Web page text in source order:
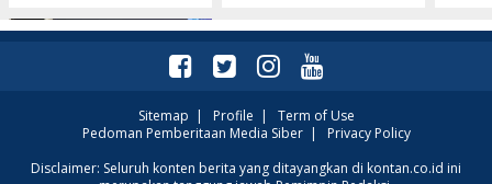
UEFA Terapkan Dua
Sitemap | Profile | Term of Use
Pedoman Pemberitaan Media Siber| Privacy Policy
Disclaimer: Seluruh konten berita yang ditayangkan di kontan.co.id ini